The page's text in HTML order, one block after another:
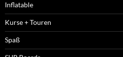
Inflatable
Kurse + Touren
Spaß